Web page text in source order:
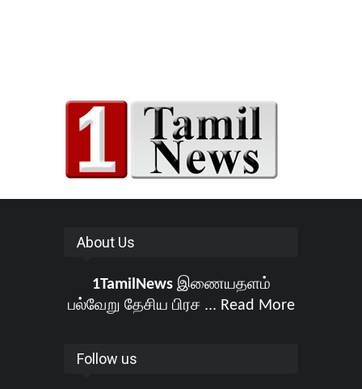
About Us
1TamilNewsஇணையதளம்
பல்வேறு தேசிய பிரச ... Read More
Follow us